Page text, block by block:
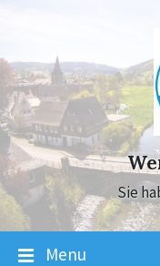
navigation
Sie
Menu